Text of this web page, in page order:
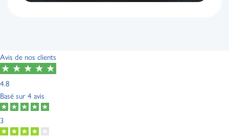
Avis de nos clients
4.8
Basé sur4 avis
3